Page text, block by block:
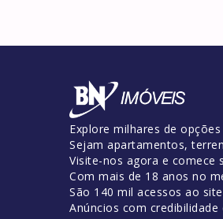
Explore milhares de
Sejam apartamentos,
Visite-nos agora e comece
Com mais de 18 anos no
São 140 mil acessos ao
Anúncios com